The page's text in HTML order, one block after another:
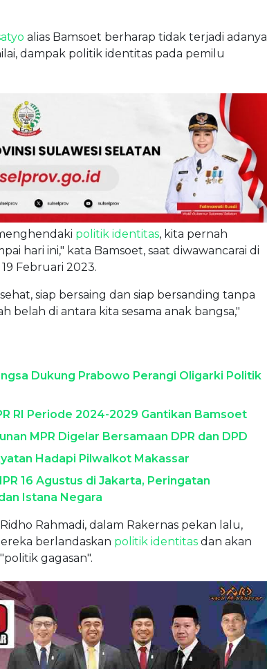
alias Bamsoet berharap tidak terjadi adanya
dampak politik identitas pada pemilu
politik identitas, kita pernah
hari ini," kata Bamsoet, saat diwawancarai di
Februari 2023.
siap bersaing dan siap bersanding tanpa
belah di antara kita sesama anak bangsa,"
Dukung Prabowo Perangi Oligarki Politik
RI Periode 2024-2029 Gantikan Bamsoet
MPR Digelar Bersamaan DPR dan DPD
Hadapi Pilwalkot Makassar
16 Agustus di Jakarta, Peringatan
Istana Negara
Ridho Rahmadi, dalam Rakernas pekan lalu,
berlandaskan politik identitas dan akan
gagasan".